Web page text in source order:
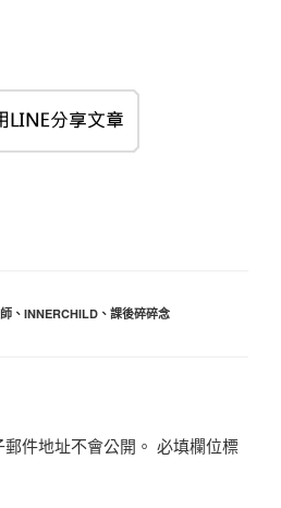
、 INNERCHILD、 課後碎碎念
件地址不會公開。 必填欄位標